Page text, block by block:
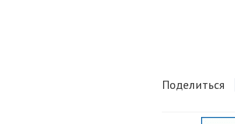
Поделиться